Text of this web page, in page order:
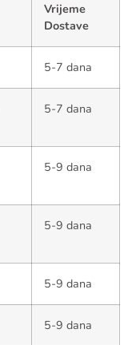
Vrijeme
Dostave
5-7 dana
5-7 dana
5-9 dana
5-9 dana
5-9 dana
5-9 dana